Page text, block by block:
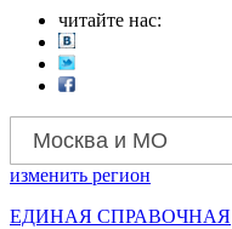
читайте нас:
Москва и МО
изменить регион
ЕДИНАЯ СПРАВОЧНАЯ